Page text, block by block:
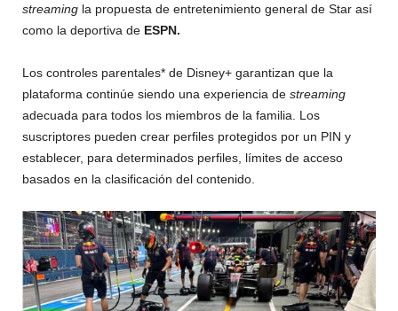
streaming la propuesta de entretenimiento general de Star así
como la deportiva de ESPN.
Los controles parentales* de Disney+ garantizan que la
plataforma continúe siendo una experiencia de streaming
adecuada para todos los miembros de la familia. Los
suscriptores pueden crear perfiles protegidos por un PIN y
establecer, para determinados perfiles, límites de acceso
basados en la clasificación del contenido.